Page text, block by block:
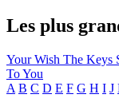
Les plus
Your Wish The Keys
To You
A B C D E F G H I J